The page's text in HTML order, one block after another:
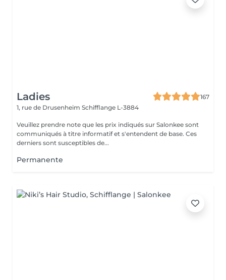
Ladies
167
1, rue de Drusenheim Schifflange L-3884
Veuillez prendre note que les prix indiqués sur Salonkee sont
communiqués à titre informatif et s'entendent de base. Ces
derniers sont susceptibles de...
Permanente